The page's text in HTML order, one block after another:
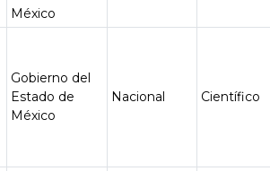
México
Gobierno del
Estado de
México
Nacional Científico